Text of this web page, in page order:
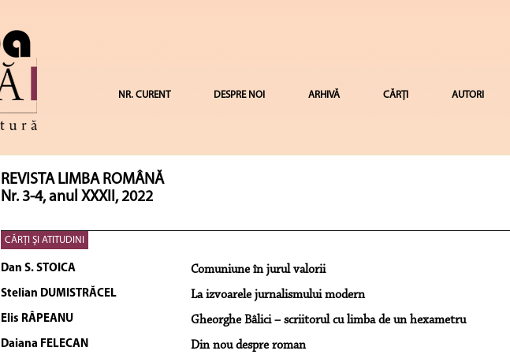
NR. CURENT DESPRE NOI ARHIVĂ CĂRȚI AUTORI
REVISTA LIMBA ROMÂNĂ
Nr. 3-4, anul XXXII, 2022
CĂRŢI ŞI ATITUDINI
Dan S. STOICA Comuniune în jurul valorii
Stelian DUMISTRĂCEL La izvoarele jurnalismului modern
Elis RÂPEANU Gheorghe Bâlici – scriitorul cu limba de un hexametru
Daiana FELECAN Din nou despre roman